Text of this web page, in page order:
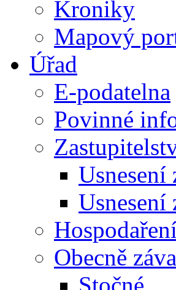
Kroniky
Mapový
Úřad
E-podatelna
Povinné
Usnesení
Usnesení
Obecně
Stočné